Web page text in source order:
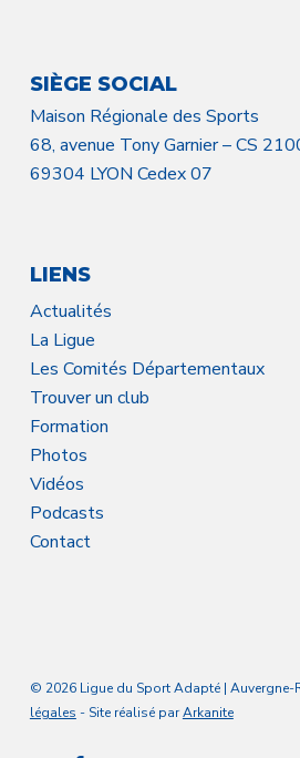
SIÈGE SOCIAL
Maison Régionale des Sports
68, avenue Tony Garnier – CS
69304 LYON Cedex 07
LIENS
Actualités
La Ligue
Les Comités Départementaux
Trouver un club
Formation
Photos
Vidéos
Podcasts
Contact
© 2026 Ligue du Sport Adapté | Auvergne-
légales - Site réalisé parArkanite